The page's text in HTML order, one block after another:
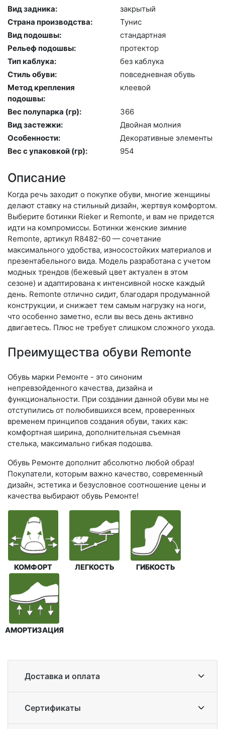
Вид задника:
зак­ры­тый
Страна производства:
Ту­нис
Вид подошвы:
стан­дарт­ная
Рельеф подошвы:
про­тек­тор
Тип каблука:
без каб­лу­ка
Стиль обуви:
пов­седнев­ная обувь
Метод крепления
подошвы:
кле­евой
Вес полупарка (гр):
366
Вид застежки:
Двой­ная мол­ния
Особенности:
Де­кора­тив­ные эле­мен­ты
Вес с упаковкой (гр):
954
Описание
Когда речь заходит о покупке обуви, многие женщины
делают ставку на стильный дизайн, жертвуя комфортом.
Выберите бо­тин­ки Rieker и Remonte, и вам не придется
идти на компромиссы. Ботинки женские зимние
Remonte, артикул R8482-60 — сочетание
максимального удобства, износостойких материалов и
презентабельного вида. Модель разработана с учетом
модных трендов (бе­жевый цвет актуален в этом
сезоне) и адаптирована к интенсивной носке каждый
день. Re­mon­te отлично сидит, благодаря продуманной
конструкции, и снижает тем самым нагрузку на ноги,
что особенно заметно, если вы весь день активно
двигаетесь. Плюс не требует слишком сложного ухода.
Преимущества обуви Remonte
Обувь марки Ремонте - это синоним
непревзойденного качества, дизайна и
функциональности. При создании данной обуви мы не
отступились от полюбившихся всем, проверенных
временем принципов создания обуви, таких как:
комфортная ширина, дополнительная съемная
стелька, максимально гибкая подошва.
Обувь Ремонте дополнит абсолютно любой образ!
Покупатели, которым важно качество, современный
дизайн, эстетика и безусловное соотношение цены и
качества выбирают обувь Ремонте!
КОМФОРТ ЛЕГКОСТЬ ГИБКОСТЬ
АМОРТИЗАЦИЯ
Доставка и оплата
Сертификаты